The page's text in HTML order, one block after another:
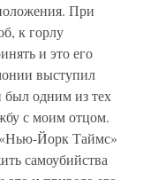
При
к горлу
и это его
выступил
одним из тех
с моим отцом.
Йорк Таймс»
самоубийства